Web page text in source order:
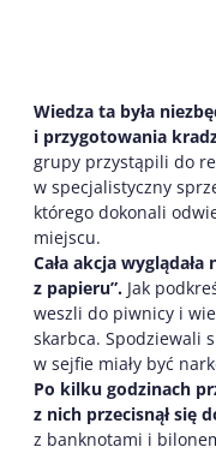
Wiedza ta była
i przygotowania
grupy przystąpili do
w specjalistyczny
którego dokonali
miejscu.
Cała akcja
z papieru”. Jak
weszli do piwnicy i
skarbca. Spodziewali
w sejfie miały być
Po kilku godzinach
z nich przecisnął się
z banknotami i